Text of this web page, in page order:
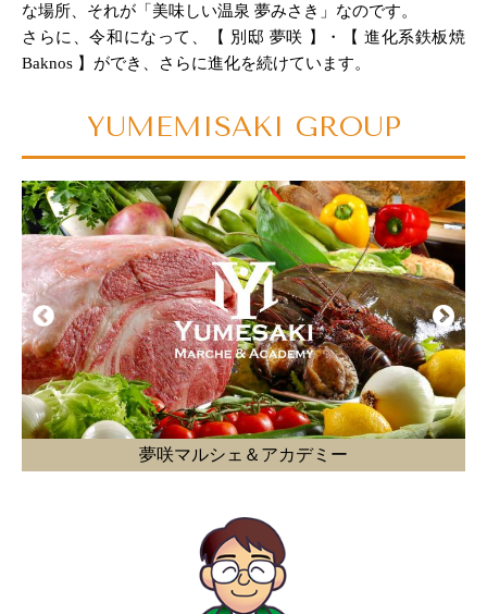
な場所、それが「美味しい温泉 夢みさき」なのです。
さらに、令和になって、【 別邸 夢咲 】・【 進化系鉄板焼
Baknos 】ができ、さらに進化を続けています。
YUMEMISAKI GROUP
バクノス 南房総